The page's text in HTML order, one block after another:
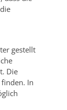
gestellt
Die
In